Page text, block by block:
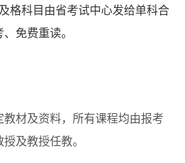
及格科目由省考试中心发给单科合
免费重读。
材及资料，所有课程均由报考
及教授任教。